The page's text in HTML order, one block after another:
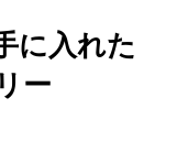
に入れた
ー